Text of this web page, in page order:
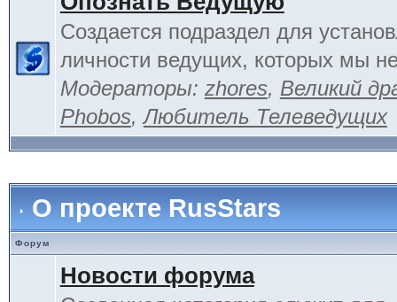
Создается подраздел для
личности ведущих, которых мы
Модераторы: zhores, Великий
Phobos,Любитель Телеведущих
О проекте RusStars
Форум
Новости форума